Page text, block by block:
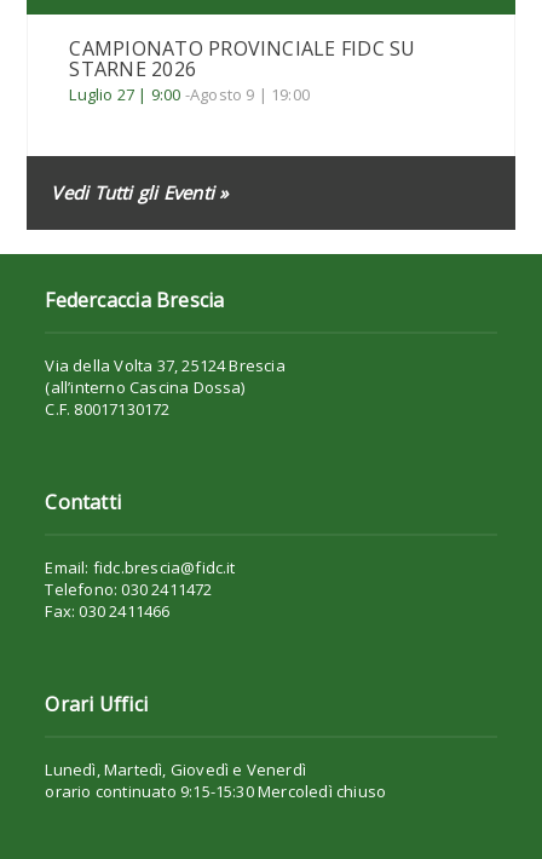
CAMPIONATO PROVINCIALE FIDC SU
STARNE 2026
Luglio 27 | 9:00 -Agosto 9 | 19:00
Vedi Tutti gli Eventi »
Federcaccia Brescia
Via della Volta 37, 25124 Brescia
(all’interno Cascina Dossa)
C.F. 80017130172
Contatti
Email: fidc.brescia@fidc.it
Telefono: 030 2411472
Fax: 030 2411466
Orari Uffici
Lunedì, Martedì, Giovedì e Venerdì
orario continuato 9:15-15:30 Mercoledì chiuso